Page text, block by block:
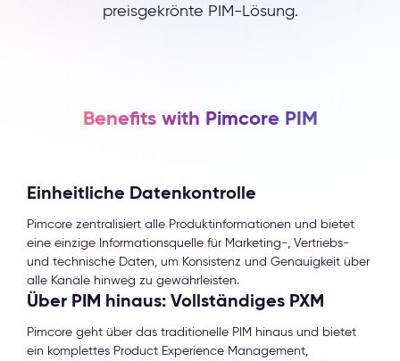
preisgekrönte PIM-Lösung.
Benefits with Pimcore PIM
Einheitliche Datenkontrolle
Pimcore zentralisiert alle Produktinformationen und bietet
eine einzige Informationsquelle für Marketing-, Vertriebs-
und technische Daten, um Konsistenz und Genauigkeit über
alle Kanäle hinweg zu gewährleisten.
Über PIM hinaus: Vollständiges PXM
Pimcore geht über das traditionelle PIM hinaus und bietet
ein komplettes Product Experience Management,